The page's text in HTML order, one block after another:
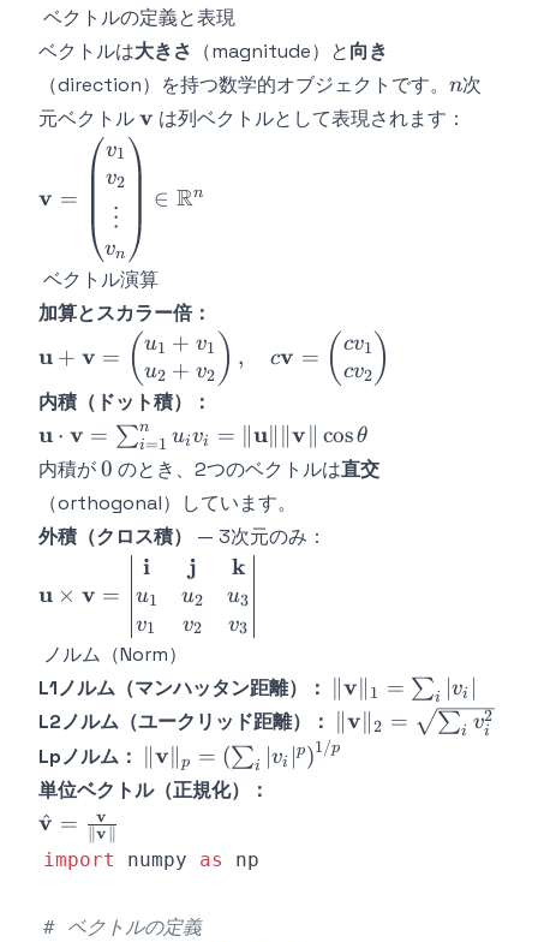
ベクトルの定義と表現
ベクトルは大きさ （magnitude）と向き
（direction）を持つ数学的オブジェクトです。 n
n次
元ベクトル\mathbf{v}
v は列ベクトルとして表現されます：
\mathbf{v} =
\begin{pmatrix}
v_1 \\ v_2 \\
\vdots \\ v_n
\end{pmatrix}
\in
\mathbb{R}^n
v =
v1
v2
⋮
vn
∈ Rn
ベクトル演算
加算とスカラー倍：
\mathbf{u} +
\mathbf{v} =
\begin{pmatrix}
u_1 + v_1 \\
u_2 + v_2
\end{pmatrix},
\quad
c\mathbf{v} =
\begin{pmatrix}
cv_1 \\ cv_2
\end{pmatrix}
u + v = ( u1 + v1
u2 + v2 ) , cv = ( cv1
cv2 )
内積（ドット積）：
\mathbf{u}
\cdot
\mathbf{v} =
\sum_{i=1}^{n}
u_i v_i =
\|\mathbf{u}\|
\|\mathbf{v}\|
\cos\theta
u ⋅ v = ∑i=1
n uivi = ∥u ∥∥v cosθ
内積が0
0 のとき、2つのベクトルは直交
（orthogonal）しています。
外積（クロス積）
— 3次元のみ：
\mathbf{u}
\times
\mathbf{v} =
\begin{vmatrix}
\mathbf{i} &
\mathbf{j} &
\mathbf{k} \\
u_1 & u_2 &
u_3 \\ v_1 &
v_2 & v_3
\end{vmatrix}
u × v =
i
u1
v1
j
u2
v2
k
u3
v3
ノルム（Norm）
L1ノルム（マンハッタン距離）： \|\mathbf{v}\|_1
= \sum_{i} |v_i|
v 1 = ∑i ∣vi
L2ノルム（ユークリッド距離）： \|\mathbf{v}\|_2
= \sqrt{\sum_{i}
v ∥2 = ∑i vi
2
Lpノルム： \|\mathbf{v}\|_p =
\left(\sum_{i}
|v_i|^p\right)^{1/p}
v ∥p = (∑i ∣vi ∣p)1/p
単位ベクトル（正規化）：
\hat{\mathbf{v}}
=
\frac{\mathbf{v}}
v
^ = ∥v
v
import numpy as
# ベクトルの定義